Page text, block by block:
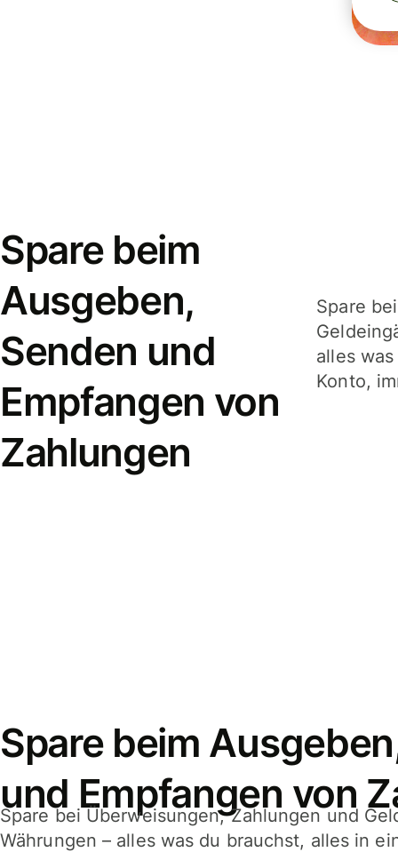
Spare beim
Ausgeben,
Senden und
Empfangen von
Zahlungen
Spare
alles
Konto,
Spare beim
und Empfangen von
Spare bei Überweisungen, Zahlungen und
Währungen – alles was du brauchst, alles in